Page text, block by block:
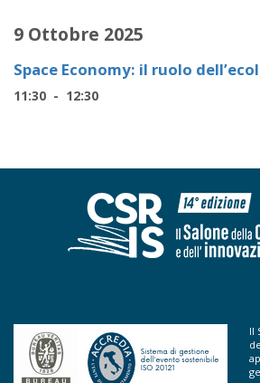
9 Ottobre 2025
Space Economy: il ruolo
11:30 - 12:30
Il